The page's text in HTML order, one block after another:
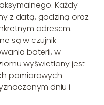
Każdy
z datą, godziną oraz
adresem.
są w czujnik
baterii, w
wyświetlany jest
pomiarowych
dniu i